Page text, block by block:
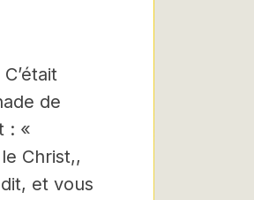
de
: «
Christ,,
et vous